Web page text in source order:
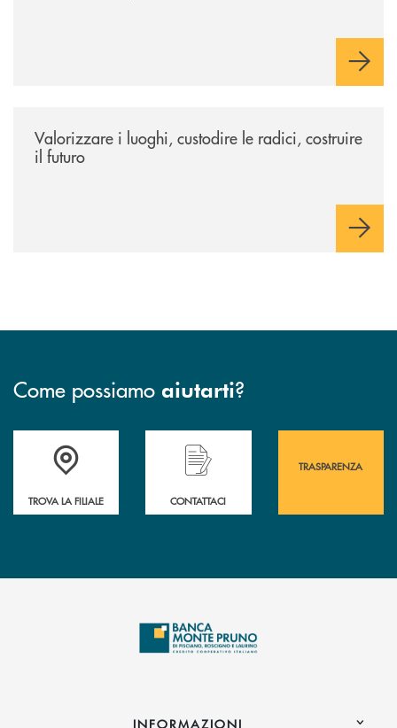
Valorizzare i luoghi, custodire le radici, costruire
il futuro
Come possiamo aiutarti?
Accedi all' elenco completo&nbsp; delle&nbsp; filiali&nbsp; di Banca
TROVA LA FILIALE
Hai bisogno di assistenza immediata?
CONTATTACI
TRASPARENZA
INFORMAZIONI